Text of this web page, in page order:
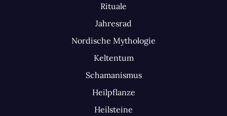
Rituale
Jahresrad
Nordische Mythologie
Keltentum
Schamanismus
Heilpflanze
Heilsteine